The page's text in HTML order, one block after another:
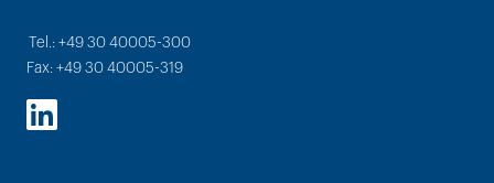
Tel.: +49 30 40005-300
Fax: +49 30 40005-319
LinkedIn